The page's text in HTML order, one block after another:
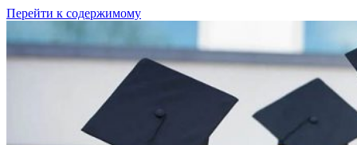
Перейти к содержимому